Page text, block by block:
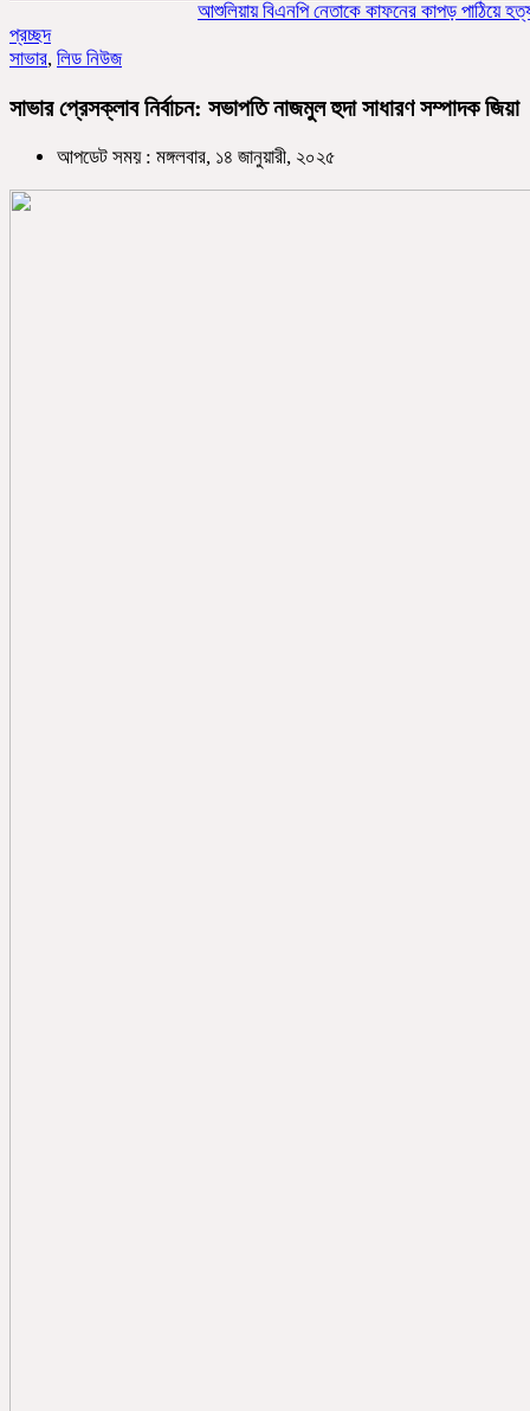
আশুলিয়ায় বিএনপি নেতাকে কাফনের কাপড় পাঠিয়ে হত্যার
প্রচ্ছদ
সাভার, লিড নিউজ
সাভার প্রেসক্লাব নির্বাচন: সভাপতি নাজমুল হুদা সাধারণ সম্পাদক জিয়া
আপডেট সময় : মঙ্গলবার, ১৪ জানুয়ারী, ২০২৫